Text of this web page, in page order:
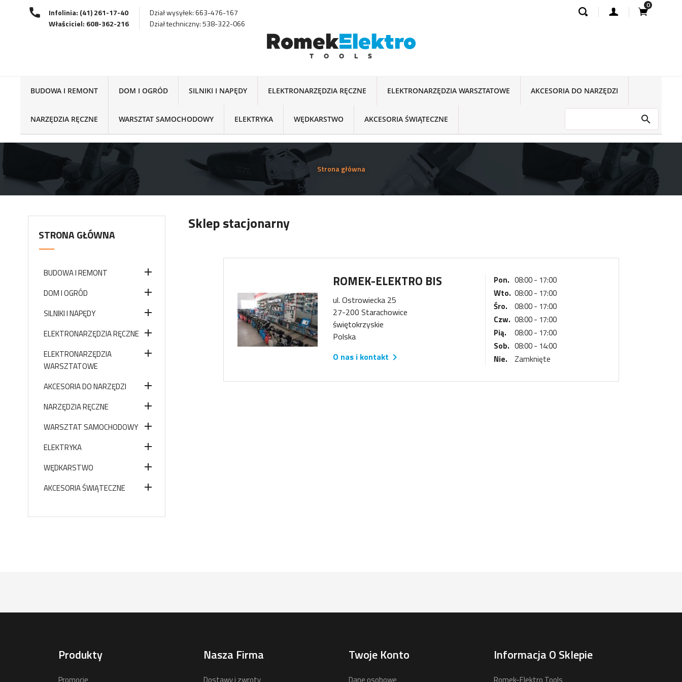
Infolinia: (41) 261-17-40
Właściciel: 608-362-216
Dział wysyłek: 663-476-167
Dział techniczny: 538-322-066
0
BUDOWA I REMONT DOM I OGRÓD SILNIKI I NAPĘDY ELEKTRONARZĘDZIA RĘCZNE ELEKTRONARZĘDZIA WARSZTATOWE AKCESORIA DO NARZĘDZI
NARZĘDZIA RĘCZNE WARSZTAT SAMOCHODOWY ELEKTRYKA WĘDKARSTWO AKCESORIA ŚWIĄTECZNE
Strona główna
STRONA GŁÓWNA
BUDOWA I REMONT 
DOM I OGRÓD 
SILNIKI I NAPĘDY 
ELEKTRONARZĘDZIA RĘCZNE 
ELEKTRONARZĘDZIA
WARSZTATOWE

AKCESORIA DO NARZĘDZI 
NARZĘDZIA RĘCZNE 
WARSZTAT SAMOCHODOWY 
ELEKTRYKA 
WĘDKARSTWO 
AKCESORIA ŚWIĄTECZNE 
Sklep stacjonarny
ROMEK-ELEKTRO BIS
ul. Ostrowiecka 25
27-200 Starachowice
świętokrzyskie
Polska
O nas i kontakt 
Pon. 08:00 - 17:00
Wto. 08:00 - 17:00
Śro.
08:00 - 17:00
Czw. 08:00 - 17:00
Pią.
08:00 - 17:00
Sob. 08:00 - 14:00
Nie.
Zamknięte
Produkty Nasza Firma Twoje Konto Informacja O Sklepie